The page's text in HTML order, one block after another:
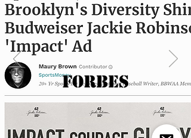
FORBES